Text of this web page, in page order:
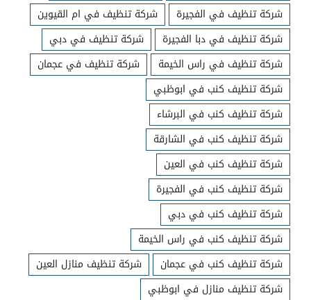
شركة تنظيف في الفجيرة
شركة تنظيف في ام القيوين
شركة تنظيف في دبا الفجيرة
شركة تنظيف في دبي
شركة تنظيف في راس الخيمة
شركة تنظيف في عجمان
شركة تنظيف كنب في ابوظبي
شركة تنظيف كنب في البرشاء
شركة تنظيف كنب في الشارقة
شركة تنظيف كنب في العين
شركة تنظيف كنب في الفجيرة
شركة تنظيف كنب في دبي
شركة تنظيف كنب في راس الخيمة
شركة تنظيف كنب في عجمان
شركة تنظيف منازل العين
شركة تنظيف منازل في ابوظبي